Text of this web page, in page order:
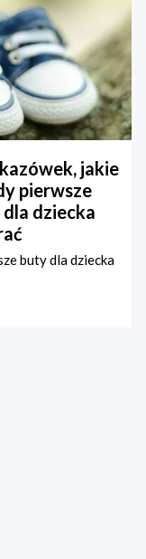
jakie
pierwsze
dziecka
buty dla dziecka